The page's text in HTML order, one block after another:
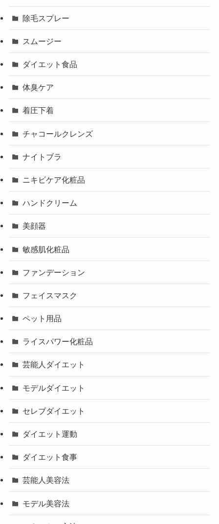
除毛スプレー
スムージー
ダイエット食品
体臭ケア
着圧下着
チャコールクレンズ
ナイトブラ
ニキビケア化粧品
ハンドクリーム
美顔器
敏感肌化粧品
ファンデーション
フェイスマスク
ペット用品
ライスパワー化粧品
芸能人ダイエット
モデルダイエット
セレブダイエット
ダイエット運動
ダイエット食事
芸能人美容法
モデル美容法